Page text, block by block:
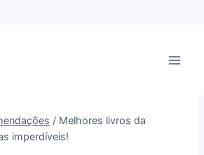
/ Melhores livros da
imperdíveis!